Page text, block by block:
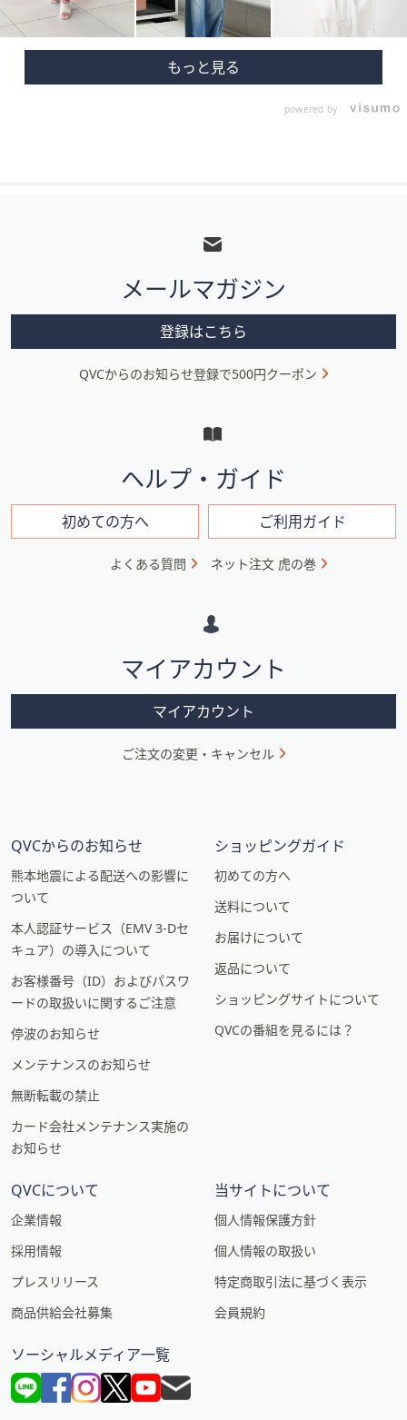
powered by
メ
ニ
ン
ン
メールマガジン
登録はこちら
QVCからのお知らせ登録で500円クーポン
ヘルプ・ガイド
初めての方へ ご利用ガイド
よくある質問 ネット注文 虎の巻
マイアカウント
マイアカウント
ご注文の変更・キャンセル
QVCからのお知らせ
熊本地震による配送への影響に
ついて
本人認証サービス（EMV 3-Dセ
キュア）の導入について
お客様番号（ID）およびパスワ
ードの取扱いに関するご注意
停波のお知らせ
メンテナンスのお知らせ
無断転載の禁止
カード会社メンテナンス実施の
お知らせ
ショッピングガイド
初めての方へ
送料について
お届けについて
返品について
ショッピングサイトについて
QVCの番組を見るには？
QVCについて
企業情報
採用情報
プレスリリース
商品供給会社募集
当サイトについて
個人情報保護方針
個人情報の取扱い
特定商取引法に基づく表示
会員規約
ソーシャルメディア一覧